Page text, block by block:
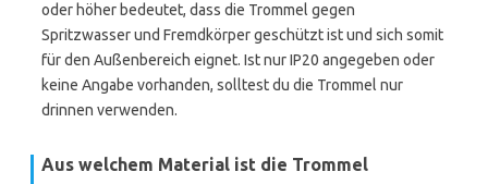
oder höher bedeutet, dass die Trommel gegen
Spritzwasser und Fremdkörper geschützt ist und sich somit
für den Außenbereich eignet. Ist nur IP20 angegeben oder
keine Angabe vorhanden, solltest du die Trommel nur
drinnen verwenden.
Aus welchem Material ist die Trommel